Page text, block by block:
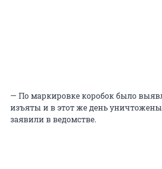
— По маркировке коробок было
изъяты и в этот же день
заявили в ведомстве.